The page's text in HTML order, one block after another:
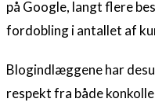
på Google, langt flere
fordobling i antallet af
Blogindlæggene har
respekt fra både